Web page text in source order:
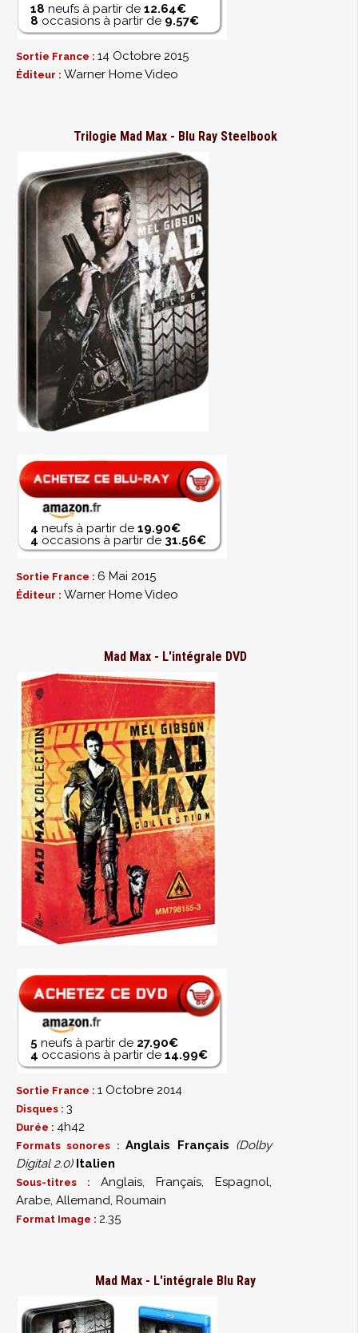
18 neufs à partir de 12.64€
8 occasions à partir de 9.57€
Sortie France : 14 Octobre 2015
Éditeur : Warner Home Video
Trilogie Mad Max - Blu Ray Steelbook
4 neufs à partir de 19.90€
4 occasions à partir de 31.56€
Sortie France : 6 Mai 2015
Éditeur : Warner Home Video
Mad Max - L'intégrale DVD
5 neufs à partir de 27.90€
4 occasions à partir de 14.99€
Sortie France : 1 Octobre 2014
Disques : 3
Durée : 4h42
Formats sonores :Anglais Français (Dolby
Digital 2.0) Italien
Sous-titres : Anglais, Français, Espagnol,
Arabe, Allemand, Roumain
Format Image : 2.35
Mad Max - L'intégrale Blu Ray